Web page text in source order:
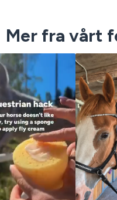
Mer fra vårt